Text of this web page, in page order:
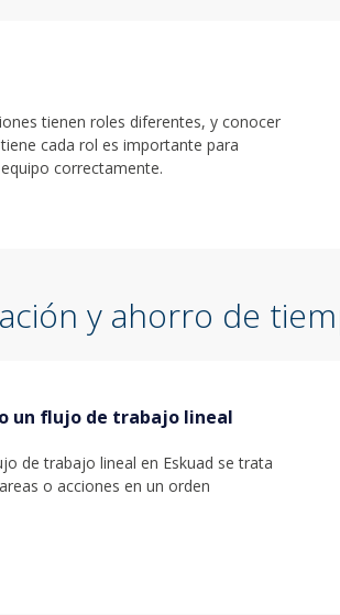
tienen roles diferentes, y conocer
cada rol es importante para
correctamente.
y ahorro de
un flujo de trabajo lineal
de trabajo lineal en Eskuad se trata
o acciones en un orden